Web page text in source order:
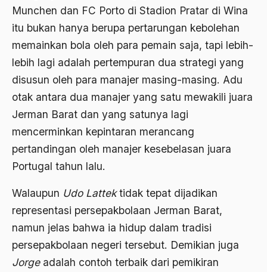
Munchen dan FC Porto di Stadion Pratar di Wina
itu bukan hanya berupa pertarungan kebolehan
memainkan bola oleh para pemain saja, tapi lebih-
lebih lagi adalah pertempuran dua strategi yang
disusun oleh para manajer masing-masing. Adu
otak antara dua manajer yang satu mewakili juara
Jerman Barat dan yang satunya lagi
mencerminkan kepintaran merancang
pertandingan oleh manajer kesebelasan juara
Portugal tahun lalu.
Walaupun Udo Lattektidak tepat dijadikan
representasi persepakbolaan Jerman Barat,
namun jelas bahwa ia hidup dalam tradisi
persepakbolaan negeri tersebut. Demikian juga
Jorgeadalah contoh terbaik dari pemikiran
2007
2006
2004
2003
2001
2000
1999
1998
1996
Abdurrahman Addakhil
abdurrahman wahid
Abolisi
Aboulhasan Bani Sadr
abri
Abu AMrin Ibnu Alla'
Abu Bakar Ba’asyir
Abu Hanifah
abu jihad
Abu Sangkan
Abu Zayd
Aceh